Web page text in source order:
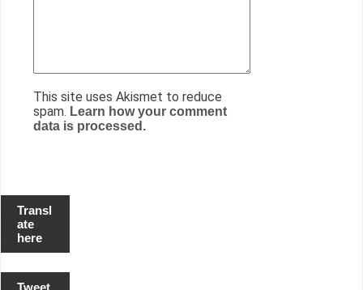
This site uses Akismet to reduce
spam. Learn how your comment
data is processed.
Transl
ate
here
Tweet